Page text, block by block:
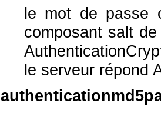
le mot de passe
composant salt
le serveur répond